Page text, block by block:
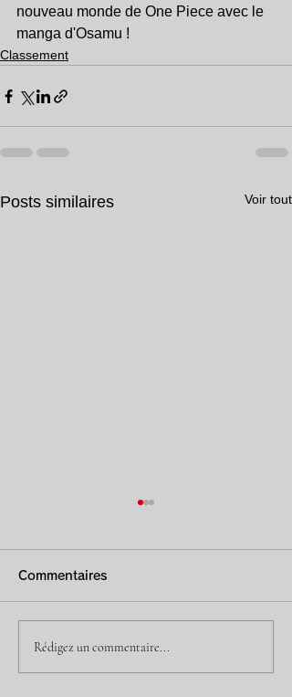
nouveau monde de One Piece avec le
manga d'Osamu !
Classement
Posts similaires Voir tout
rang des
Serpo ? Classement
des « Extraterrestres
blogueur manga ! De
nombreux extraterrestres
Commentaires
Rédigez un commentaire...